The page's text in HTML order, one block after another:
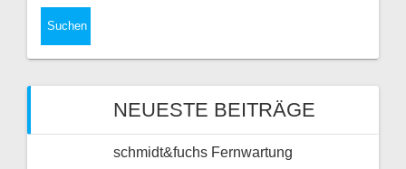
NEUESTE BEITRÄGE
schmidt&fuchs Fernwartung